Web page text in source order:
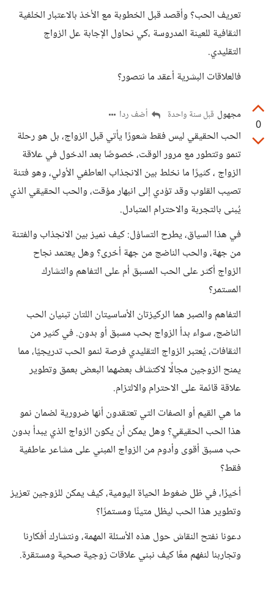
تعريف الحب؟ وأقصد قبل الخطوبة مع الأخذ بالاعتبار الخلفية
الثقافية للعينة المدروسة ،كي نحاول الإجابة عل الزواج
التقليدي.
فالعلاقات البشرية أعقد ما نتصور؟
0
مجهول قبل سنة واحدة أضف ردا
الحب الحقيقي ليس فقط شعورًا يأتي قبل الزواج، بل هو رحلة
تنمو وتتطور مع مرور الوقت، خصوصًا بعد الدخول في علاقة
الزواج ، كثيرًا ما نخلط بين الانجذاب العاطفي الأولي، وهو فتنة
تصيب القلوب وقد تؤدي إلى انبهار مؤقت، والحب الحقيقي الذي
يُبنى بالتجربة والاحترام المتبادل.
في هذا السياق، يطرح التساؤل: كيف نميز بين الانجذاب والفتنة
من جهة، والحب الناضج من جهة أخرى؟ وهل يعتمد نجاح
الزواج أكثر على الحب المسبق أم على التفاهم والتشارك
المستمر؟
التفاهم والصبر هما الركيزتان الأساسيتان اللتان تبنيان الحب
الناضج، سواء بدأ الزواج بحب مسبق أو بدون. في كثير من
الثقافات، يُعتبر الزواج التقليدي فرصة لنمو الحب تدريجيًا، مما
يمنح الزوجين مجالًا لاكتشاف بعضهما البعض بعمق وتطوير
علاقة قائمة على الاحترام والالتزام.
ما هي القيم أو الصفات التي تعتقدون أنها ضرورية لضمان نمو
هذا الحب الحقيقي؟ وهل يمكن أن يكون الزواج الذي يبدأ بدون
حب مسبق أقوى وأدوم من الزواج المبني على مشاعر عاطفية
فقط؟
أخيرًا، في ظل ضغوط الحياة اليومية، كيف يمكن للزوجين تعزيز
وتطوير هذا الحب ليظل متينًا ومستمرًا؟
دعونا نفتح النقاش حول هذه الأسئلة المهمة، ونتشارك أفكارنا
وتجاربنا لنفهم معًا كيف نبني علاقات زوجية صحية ومستقرة.